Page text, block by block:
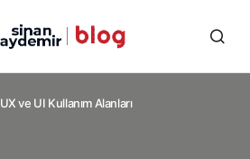
UX ve UI Kullanım Alanları